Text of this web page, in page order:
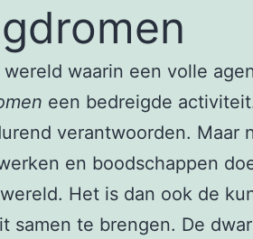
wereld waarin een volle
een bedreigde
verantwoorden. Maar
en boodschappen
Het is dan ook de
samen te brengen. De